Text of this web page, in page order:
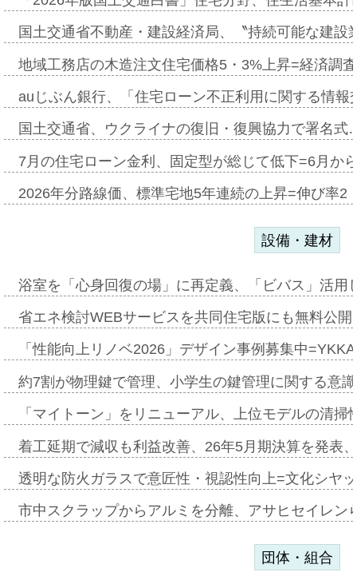
国土交通省不動産・建設経済局、〝持続可能な建
地域工務店の木造注文住宅価格5・3%上昇=経済調
auじぶん銀行、「住宅ローン不正利用に関する情
国土交通省、ウクライナの復旧・復興協力で署名
7月の住宅ローン金利、固定型が総じて低下=6月か
2026年分路線価、標準宅地5年連続の上昇=伸び率
設備・建材
浴室を「心身回復の場」に再定義、「ビバス」活
省エネ検討WEBサービスを共同住宅版にも無料公
「性能向上リノベ2026」デザイン事例募集中
約7割が物理鍵で管理、小学生の鍵管理に関する意
「マイトーン」をリニューアル、上位モデルの清
着工延期で減収も利益改善、26年5月期決算を発表
透明な防火ガラスで意匠性・視認性向上=文化シヤ
市中スクラップからアルミを分離、アサヒセイレ
団体・組合